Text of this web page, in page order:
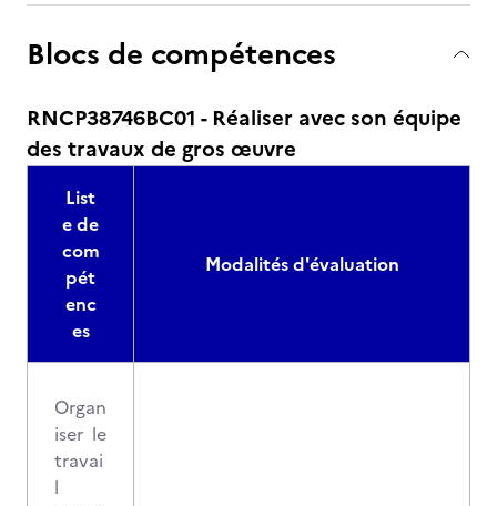
Blocs de compétences
RNCP38746BC01 - Réaliser avec son équipe
des travaux de gros œuvre
List
e de
com
pét
enc
es
Modalités d'évaluation
Organ
iser le
travai
l